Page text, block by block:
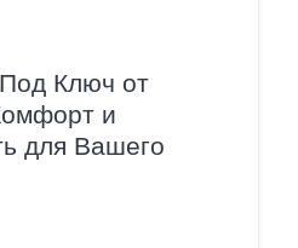
Ключ от
и
для Вашего